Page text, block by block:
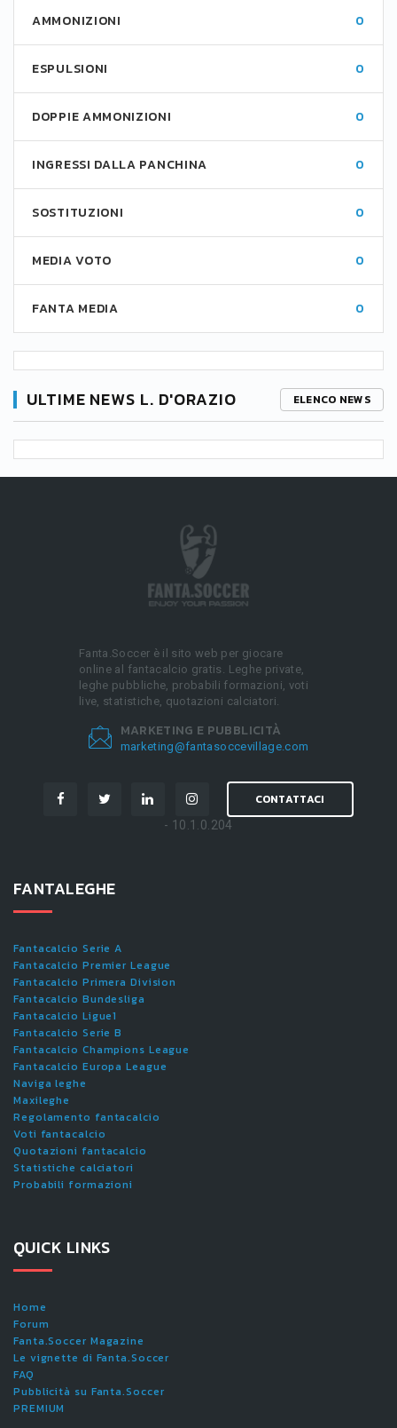
AMMONIZIONI 0
ESPULSIONI 0
DOPPIE AMMONIZIONI 0
INGRESSI DALLA PANCHINA 0
SOSTITUZIONI 0
MEDIA VOTO 0
FANTA MEDIA 0
ULTIME NEWS L. D'ORAZIO ELENCO NEWS
Fanta.Soccer è il sito web per giocare
online al fantacalcio gratis. Leghe private,
leghe pubbliche, probabili formazioni, voti
live, statistiche, quotazioni calciatori.
MARKETING E PUBBLICITÀ
marketing@fantasoccevillage.com
CONTATTACI
- 10.1.0.204
FANTALEGHE
Fantacalcio Serie A
Fantacalcio Premier League
Fantacalcio Primera Division
Fantacalcio Bundesliga
Fantacalcio Ligue1
Fantacalcio Serie B
Fantacalcio Champions League
Fantacalcio Europa League
Naviga leghe
Maxileghe
Regolamento fantacalcio
Voti fantacalcio
Quotazioni fantacalcio
Statistiche calciatori
Probabili formazioni
QUICK LINKS
Home
Forum
Fanta.Soccer Magazine
Le vignette di Fanta.Soccer
FAQ
Pubblicità su Fanta.Soccer
PREMIUM